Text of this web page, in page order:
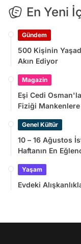
En Yeni
Gündem
500 Kişinin
Akın Ediyor
Magazin
Eşi Cedi
Fiziği Mankenlere
Genel Kültür
10 – 16 Ağustos
Haftanın En
Yaşam
Evdeki